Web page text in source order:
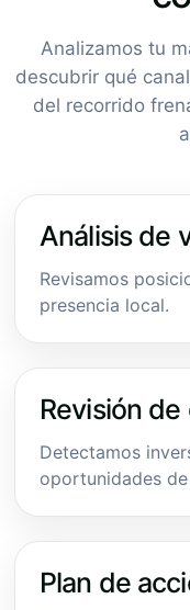
Analizamos tu
descubrir qué
del recorrido
Análisis de
Revisamos
presencia local.
Revisión
Detectamos
oportunidades
Plan de